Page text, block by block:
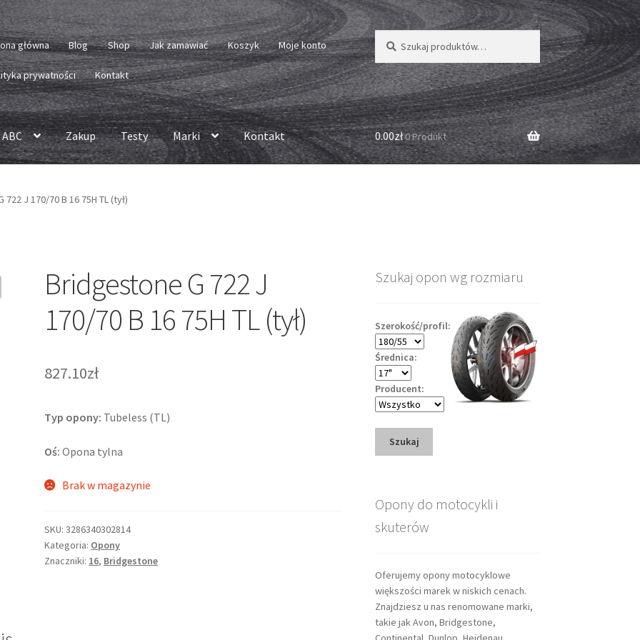
główna Blog Shop Jak zamawiać Koszyk Moje konto
prywatności Kontakt
Szukaj:
Szukaj
Zakup Testy Marki Kontakt 0.00zł0 Produkt
J 170/70 B 16 75H TL (tył)
Bridgestone G 722 J
170/70 B 16 75H TL (tył)
827.10zł
Typ opony: Tubeless (TL)
Oś: Opona tylna
Brak w magazynie
SKU:3286340302814
Kategoria: Opony
Znaczniki: 16, Bridgestone
Szukaj opon wg rozmiaru
Szerokość/profil:
Średnica:
Producent:
Szukaj
Opony do motocykli i
skuterów
Oferujemy opony motocyklowe
większości marek w niskich cenach.
Znajdziesz u nas renomowane marki,
takie jak Avon, Bridgestone,